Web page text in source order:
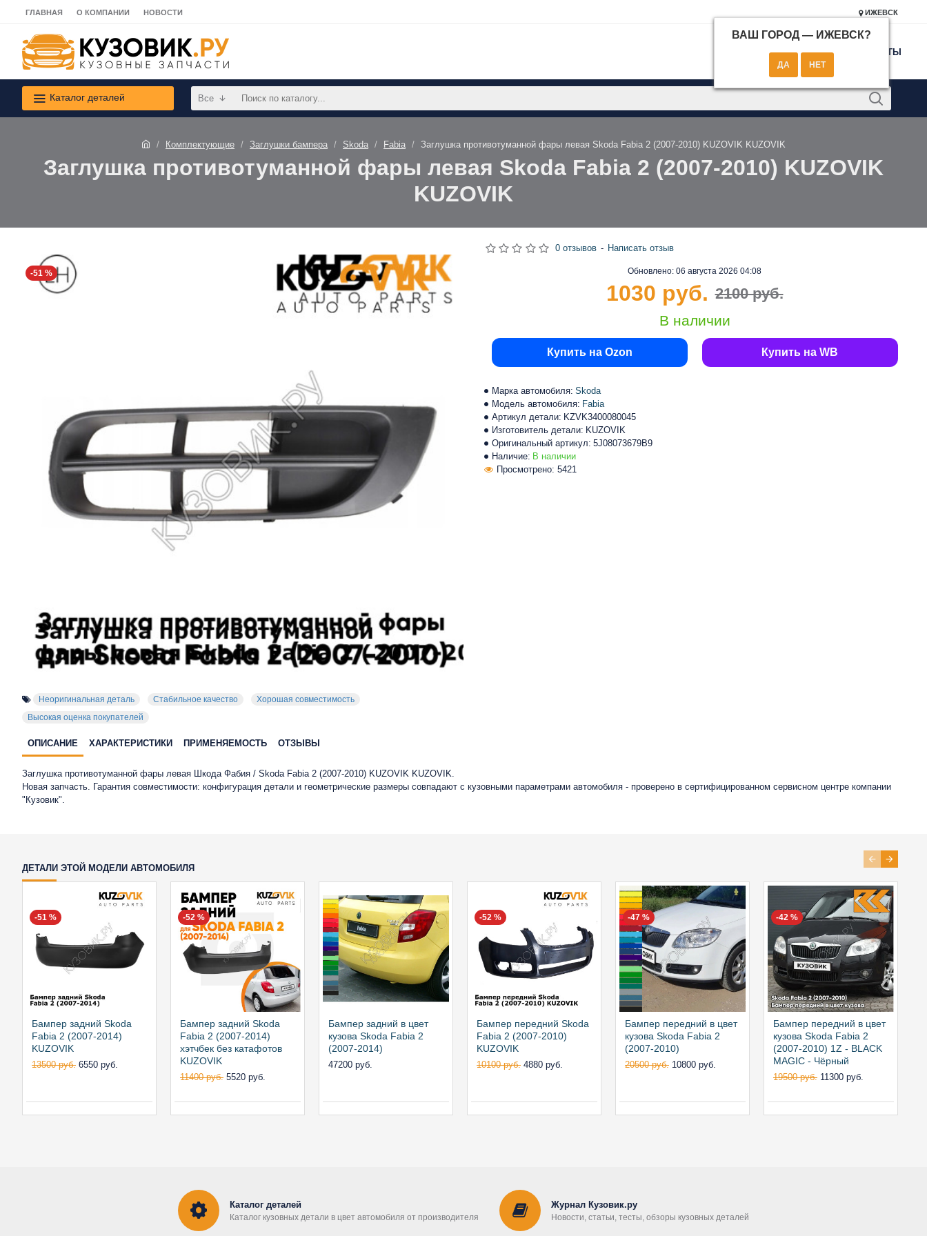
ГЛАВНАЯ О КОМПАНИИ НОВОСТИ ИЖЕВСК
ВАШ ГОРОД — ИЖЕВСК?
КОНТАКТЫ
Каталог деталей Все
Комплектующие Заглушки бампера Skoda Fabia Заглушка противотуманной фары левая Skoda Fabia 2 (2007-2010) KUZOVIK KUZOVIK
Заглушка противотуманной фары левая Skoda Fabia 2 (2007-2010) KUZOVIK
KUZOVIK
-51 %
Неоригинальная деталь Стабильное качество
Хорошая совместимость
Высокая оценка покупателей
Наличие: В наличии
Марка автомобиля: Skoda
Модель автомобиля: Fabia
Артикул детали: KZVK3400080045
Изготовитель детали: KUZOVIK
Оригинальный артикул: 5J08073679B9
Просмотрено: 5421
Обновлено: 06 августа 2026 04:08
В наличии
0 отзывов - Написать отзыв
2100 руб.
1030 руб.
Купить на Ozon Купить на WB
ОПИСАНИЕ ХАРАКТЕРИСТИКИ ПРИМЕНЯЕМОСТЬ ОТЗЫВЫ
Заглушка противотуманной фары левая Шкода Фабия / Skoda Fabia 2 (2007-2010) KUZOVIK KUZOVIK.
Новая запчасть. Гарантия совместимости: конфигурация детали и геометрические размеры совпадают с кузовными параметрами автомобиля - проверено в сертифицированном сервисном центре компании
"Кузовик".
ДЕТАЛИ ЭТОЙ МОДЕЛИ АВТОМОБИЛЯ
-51 %
Бампер задний Skoda
Fabia 2 (2007-2014)
KUZOVIK
13500 руб. 6550 руб.
-52 %
Бампер задний Skoda
Fabia 2 (2007-2014)
хэтчбек без катафотов
KUZOVIK
11400 руб. 5520 руб.
Бампер задний в цвет
кузова Skoda Fabia 2
(2007-2014)
47200 руб.
-52 %
Бампер передний Skoda
Fabia 2 (2007-2010)
KUZOVIK
10100 руб. 4880 руб.
-47 %
Бампер передний в цвет
кузова Skoda Fabia 2
(2007-2010)
20500 руб. 10800 руб.
-42 %
Бампер передний в цвет
кузова Skoda Fabia 2
(2007-2010) 1Z - BLACK
MAGIC - Чёрный
19500 руб. 11300 руб.
Каталог деталей
Каталог кузовных детали в цвет автомобиля от производителя
Журнал Кузовик.ру
Новости, статьи, тесты, обзоры кузовных деталей